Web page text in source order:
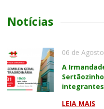
Notícias
06 de Agosto
A
integrantes
LEIA MAIS